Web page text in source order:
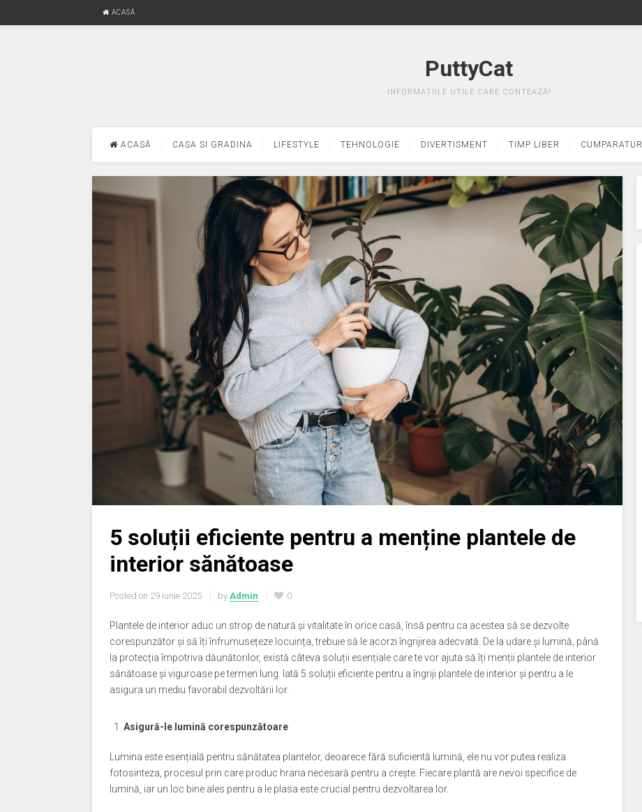
ACASĂ
PuttyCat
INFORMAȚIILE UTILE CARE CONTEAZĂ!
ACASĂ CASA SI GRADINA LIFESTYLE TEHNOLOGIE DIVERTISMENT TIMP LIBER CUMPARATURI
5 soluții eficiente pentru a menține plantele de
interior sănătoase
Posted on 29 iunie 2025 by Admin 0
Plantele de interior aduc un strop de natură și vitalitate în orice casă, însă pentru ca acestea să se dezvolte
corespunzător și să îți înfrumusețeze locuința, trebuie să le acorzi îngrijirea adecvată. De la udare și lumină, până
la protecția împotriva dăunătorilor, există câteva soluții esențiale care te vor ajuta să îți menții plantele de interior
sănătoase și viguroase pe termen lung. Iată 5 soluții eficiente pentru a îngriji plantele de interior și pentru a le
asigura un mediu favorabil dezvoltării lor.
Asigură-le lumină corespunzătoare
Lumina este esențială pentru sănătatea plantelor, deoarece fără suficientă lumină, ele nu vor putea realiza
fotosinteza, procesul prin care produc hrana necesară pentru a crește. Fiecare plantă are nevoi specifice de
lumină, iar un loc bine ales pentru a le plasa este crucial pentru dezvoltarea lor.